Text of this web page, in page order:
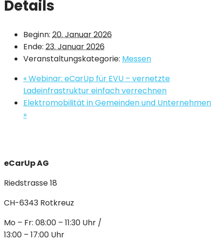
Details
Beginn: 20. Januar 2026
Ende: 23. Januar 2026
Veranstaltungskategorie: Messen
«Webinar: eCarUp für EVU – vernetzte
Ladeinfrastruktur einfach verrechnen
Elektromobilität in Gemeinden und Unternehmen
»
eCarUp AG
Riedstrasse 18
CH-6343 Rotkreuz
Mo – Fr: 08:00 – 11:30 Uhr /
13:00 – 17:00 Uhr